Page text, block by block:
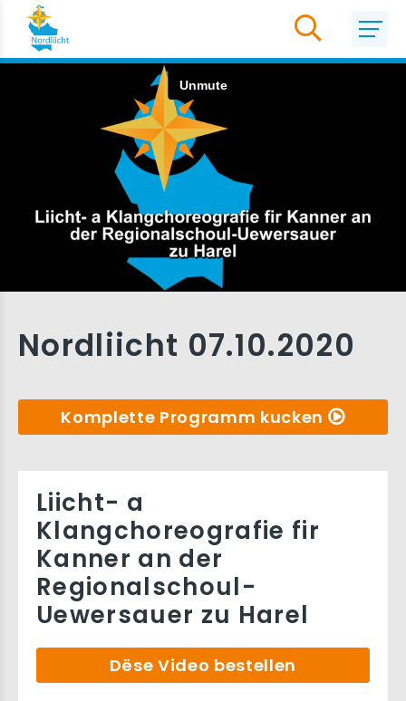
Nordliicht 07.10.2020
Komplette Programm kucken
Liicht- a
Klangchoreografie fir
Kanner an der
Regionalschoul-
Uewersauer zu Harel
Dëse Video bestellen